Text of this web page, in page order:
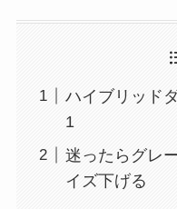
ハイブリッド
1
迷ったらグレ
イズ下げる